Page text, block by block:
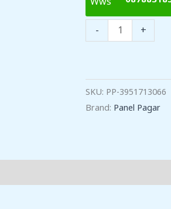
-
Kuantitas
Harga
Beton
Tegalwaru
+
SKU: PP-3951713066
Brand: Panel Pagar